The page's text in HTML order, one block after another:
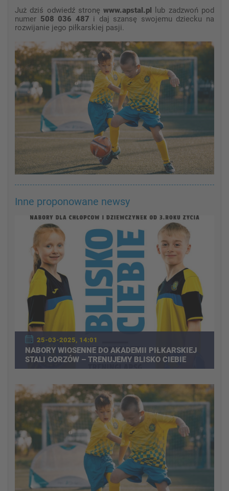
Już dziś odwiedź stronęwww.apstal.pl lub zadzwoń pod
numer 508 036 487 i daj szansę swojemu dziecku na
rozwijanie jego piłkarskiej pasji.
Inne proponowane newsy
25-03-2025, 14:01
NABORY WIOSENNE DO AKADEMII PIŁKARSKIEJ
STALI GORZÓW – TRENUJEMY BLISKO CIEBIE